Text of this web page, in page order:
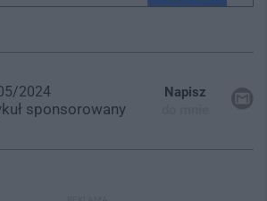
2024
sponsorowany
Napisz